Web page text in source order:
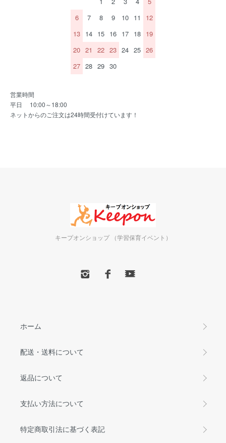
6
7 8 9 10 11
12
13 14 15 16 17 18 19
20 21 22 23 24 25 26
27 28 29 30
営業時間
平日 10:00～18:00
ネットからのご注文は24時間受付けています！
キープオンショップ （学習保育イベント）
ホーム
配送・送料について
返品について
支払い方法について
特定商取引法に基づく表記